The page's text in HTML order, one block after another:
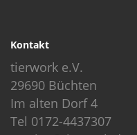
Kontakt
tierwork e.V.
29690 Büchten
Im alten Dorf 4
Tel 0172-4437307